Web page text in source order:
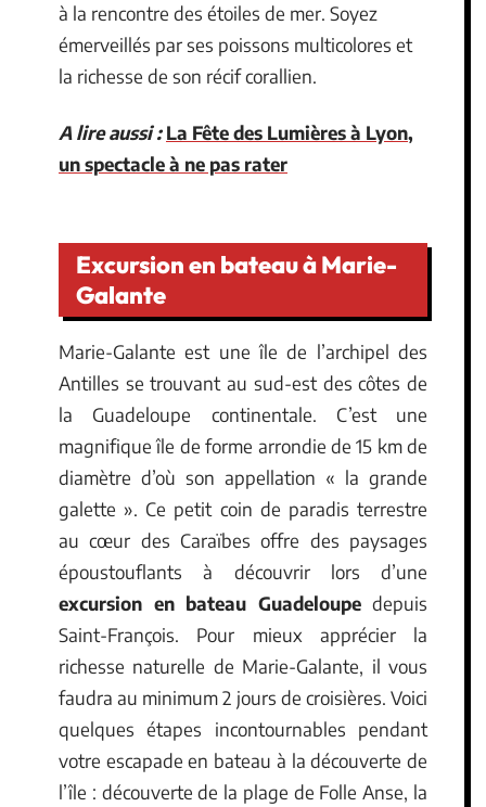
à la rencontre des étoiles de mer. Soyez
émerveillés par ses poissons multicolores et
la richesse de son récif corallien.
A lire aussi : La Fête des Lumières à Lyon,
un spectacle à ne pas rater
Excursion en bateau à Marie-
Galante
Marie-Galante est une île de l’archipel des
Antilles se trouvant au sud-est des côtes de
la Guadeloupe continentale. C’est une
magnifique île de forme arrondie de 15 km de
diamètre d’où son appellation « la grande
galette ». Ce petit coin de paradis terrestre
au cœur des Caraïbes offre des paysages
époustouflants à découvrir lors d’une
excursion en bateau Guadeloupedepuis
Saint-François. Pour mieux apprécier la
richesse naturelle de Marie-Galante, il vous
faudra au minimum 2 jours de croisières. Voici
quelques étapes incontournables pendant
votre escapade en bateau à la découverte de
l’île : découverte de la plage de Folle Anse, la